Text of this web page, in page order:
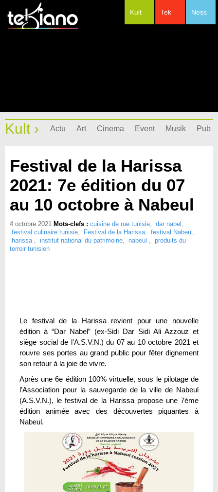
Ness
Tek
Kult
Kult › Actu Art Cinema Event Musik Pub
Festival de la Harissa
2021: 7e édition du 07
au 10 octobre à Nabeul
4 octobre 2021 Mots-clefs : cuisine de rue tunisie, dar nabel ,
festival culinaire tunisie, Festival de la Harissa, festival Nabeul ,
harissa , institut national du patrimoine, nabeul , produits du
terroir tunisien
Le festival de la Harissa revient pour une nouvelle
édition à “Dar Nabel” (ex-Sidi Dar Sidi Ali Azzouz et
siège social de l’A.S.V.N.) du 07 au 10 octobre 2021 et
rouvre ses portes au grand public pour fêter dignement
son retour à la joie de vivre.
Après une 6e édition 100% virtuelle, sous le pilotage de
l’Association pour la sauvegarde de la ville de Nabeul
(A.S.V.N.), le festival de la Harissa propose une 7ème
édition animée avec des découvertes piquantes à
Nabeul.